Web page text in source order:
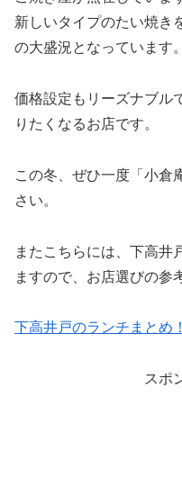
新しいタイプのたい焼き
の大盛況となっています。
価格設定もリーズナブル
りたくなるお店です。
この冬、ぜひ一度「小倉
さい。
またこちらには、下高井
ますので、お店選びの参
下高井戸のランチまとめ！
スポ